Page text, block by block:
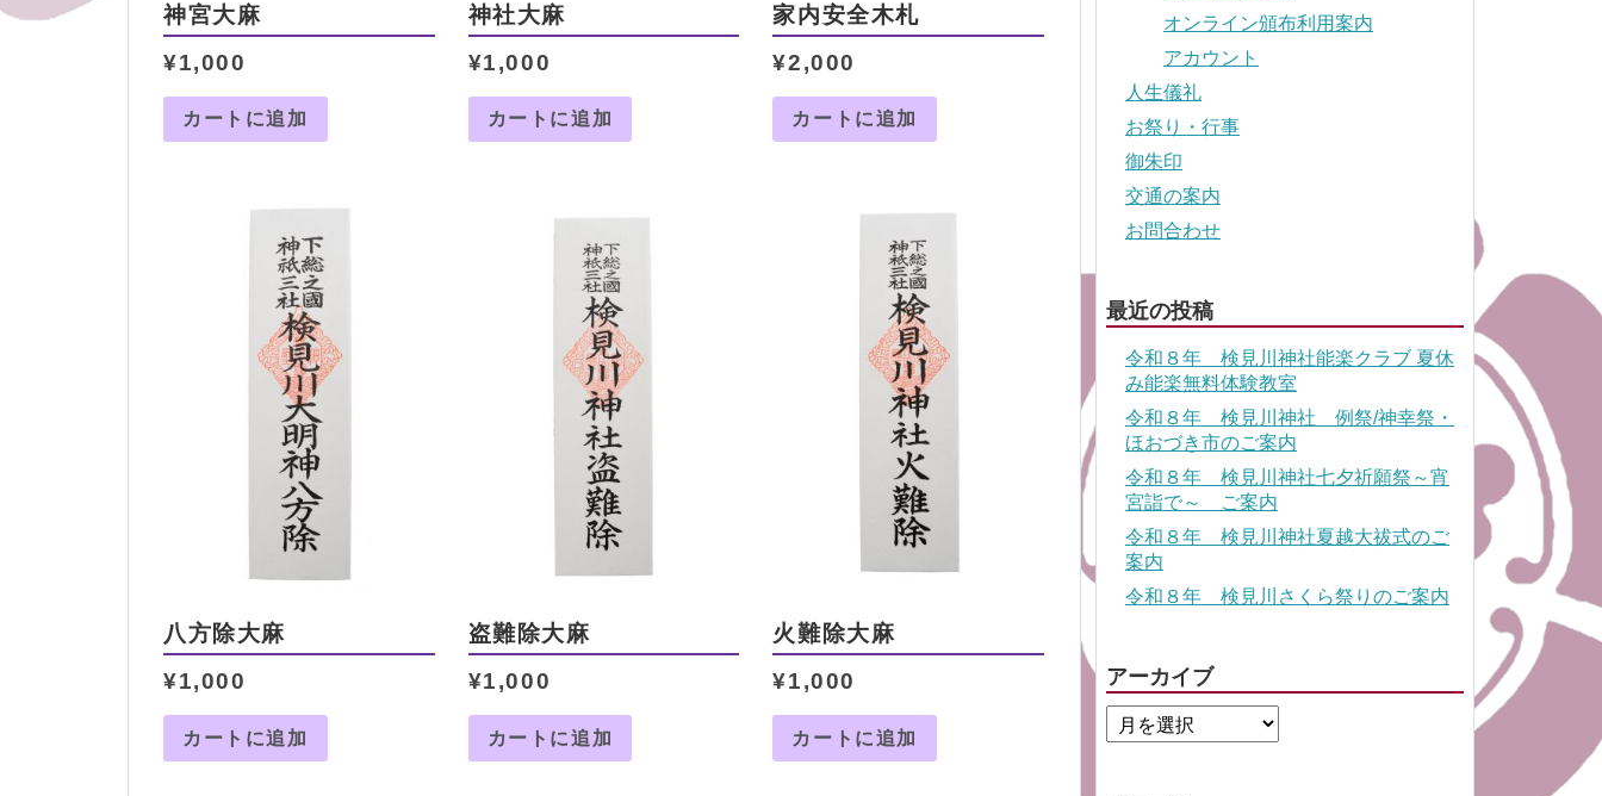
神宮大麻
¥1,000
カートに追加
神社大麻
¥1,000
カートに追加
家内安全木札
¥2,000
カートに追加
八方除大麻
¥1,000
カートに追加
盗難除大麻
¥1,000
カートに追加
火難除大麻
¥1,000
カートに追加
オンライン頒布利用案内
アカウント
人生儀礼
お祭り・行事
御朱印
交通の案内
お問合わせ
最近の投稿
令和８年 検見川神社能楽クラブ 夏休
み能楽無料体験教室
令和８年 検見川神社 例祭/神幸祭・
ほおづき市のご案内
令和８年 検見川神社七夕祈願祭～宵
宮詣で～ ご案内
令和８年 検見川神社夏越大祓式のご
案内
令和８年 検見川さくら祭りのご案内
アーカイブ